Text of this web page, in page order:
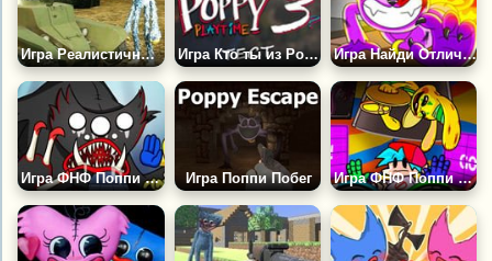
Игра Реалистичные Танки: Война Хаги Ваги Игра Кто ты из Poppy Playtime 3? Тест Игра Найди Отличия: Приключения Кота Кэтнапа!
Игра ФНФ Поппи Плейтайм: Килли Вилли Игра Поппи Побег Игра ФНФ Поппи Плейтайм: Кролик Бонзо